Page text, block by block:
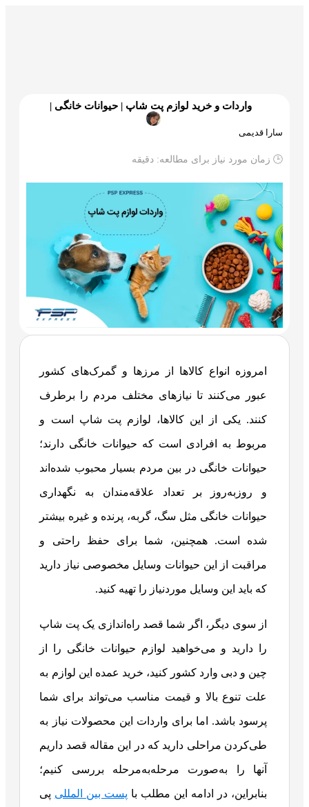
واردات و خرید لوازم پت شاپ | حیوانات خانگی |
سارا قدیمی
🕒 زمان مورد نیاز برای مطالعه: دقیقه
امروزه انواع کالاها از مرزها و گمرک‌های کشور
عبور می‌کنند تا نیازهای مختلف مردم را برطرف
کنند. یکی از این کالاها، لوازم پت شاپ است و
مربوط به افرادی است که حیوانات خانگی دارند؛
حیوانات خانگی در بین مردم بسیار محبوب شده‌اند
و روزبه‌روز بر تعداد علاقه‌مندان به نگهداری
حیوانات خانگی مثل سگ، گربه، پرنده و غیره بیشتر
شده است. همچنین، شما برای حفظ راحتی و
مراقبت از این حیوانات وسایل مخصوصی نیاز دارید
که باید این وسایل موردنیاز را تهیه کنید.
از سوی دیگر، اگر شما قصد راه‌اندازی یک پت‌ شاپ
را دارید و می‌خواهید لوازم حیوانات خانگی را از
چین و دبی وارد کشور کنید، خرید عمده این لوازم به
علت تنوع بالا و قیمت مناسب می‌تواند برای شما
پرسود باشد. اما برای واردات این محصولات نیاز به
طی‌کردن مراحلی دارید که در این مقاله قصد داریم
آنها را به‌صورت مرحله‌به‌مرحله بررسی کنیم؛
بنابراین، در ادامه این مطلب با پست بین المللی پی